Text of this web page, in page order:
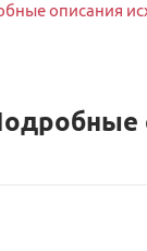
описания